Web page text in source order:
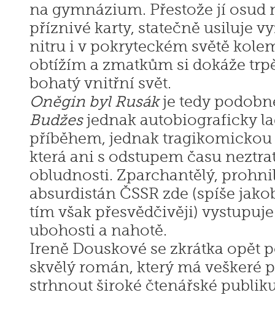
na gymnázium. Přestože jí osud
příznivé karty, statečně usiluje
nitru i v pokryteckém světě
obtížím a zmatkům si dokáže
bohatý vnitřní svět.
Oněgin byl Rusákje tedy
Budžesjednak autobiograficky
příběhem, jednak
která ani s odstupem času
obludnosti. Zparchantělý,
absurdistán ČSSR zde (spíše
tím však přesvědčivěji) vystupuje
ubohosti a nahotě.
Ireně Douskové se zkrátka opět
skvělý román, který má veškeré
strhnout široké čtenářské